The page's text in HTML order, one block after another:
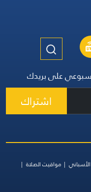
على بريدك
اشتراك
مواقيت الصلاة